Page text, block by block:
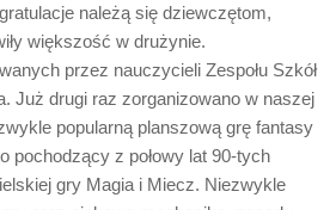
należą się dziewczętom,
większość w drużynie.
przez nauczycieli Zespołu Szkół
Już drugi raz zorganizowano w naszej
popularną planszową grę fantasy
pochodzący z połowy lat 90-tych
gry Magia i Miecz. Niezwykle